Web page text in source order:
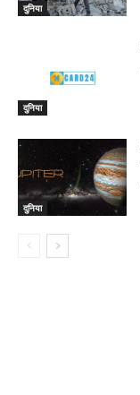
दुनिया
दुनिया
दुनिया